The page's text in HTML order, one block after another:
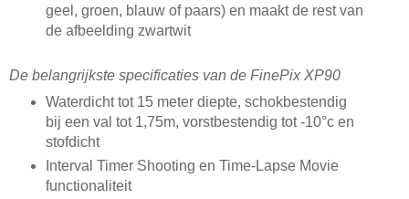
geel, groen, blauw of paars) en maakt de rest van
de afbeelding zwartwit
De belangrijkste specificaties van de FinePix XP90
Waterdicht tot 15 meter diepte, schokbestendig
bij een val tot 1,75m, vorstbestendig tot -10°c en
stofdicht
Interval Timer Shooting en Time-Lapse Movie
functionaliteit